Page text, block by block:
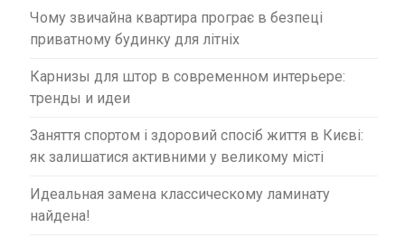
Чому звичайна квартира програє в безпеці
приватному будинку для літніх
Карнизы для штор в современном интерьере:
тренды и идеи
Заняття спортом і здоровий спосіб життя в Києві:
як залишатися активними у великому місті
Идеальная замена классическому ламинату
найдена!